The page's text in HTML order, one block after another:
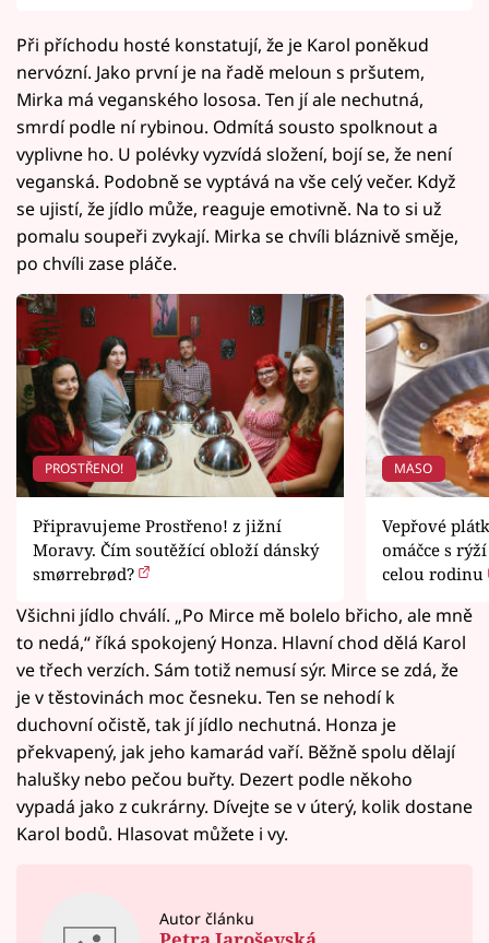
Při příchodu hosté konstatují, že je Karol poněkud
nervózní. Jako první je na řadě meloun s pršutem,
Mirka má veganského lososa. Ten jí ale nechutná,
smrdí podle ní rybinou. Odmítá sousto spolknout a
vyplivne ho. U polévky vyzvídá složení, bojí se, že není
veganská. Podobně se vyptává na vše celý večer. Když
se ujistí, že jídlo může, reaguje emotivně. Na to si už
pomalu soupeři zvykají. Mirka se chvíli bláznivě směje,
po chvíli zase pláče.
PROSTŘENO!
Připravujeme Prostřeno! z jižní
Moravy. Čím soutěžící obloží dánský
smørrebrød?
MASO
Vepřové
omáčce s
celou rodinu
Všichni jídlo chválí. „Po Mirce mě bolelo břicho, ale mně
to nedá,“ říká spokojený Honza. Hlavní chod dělá Karol
ve třech verzích. Sám totiž nemusí sýr. Mirce se zdá, že
je v těstovinách moc česneku. Ten se nehodí k
duchovní očistě, tak jí jídlo nechutná. Honza je
překvapený, jak jeho kamarád vaří. Běžně spolu dělají
halušky nebo pečou buřty. Dezert podle někoho
vypadá jako z cukrárny. Dívejte se v úterý, kolik dostane
Karol bodů. Hlasovat můžete i vy.
Autor článku